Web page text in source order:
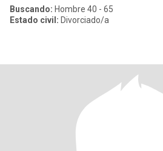
Buscando: Hombre 40 - 65
Estado civil: Divorciado/a